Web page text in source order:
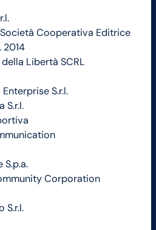
Cooperativa Editrice
2014
Libertà SCRL
S.r.l.
S.r.l.
Corporation
S.r.l.